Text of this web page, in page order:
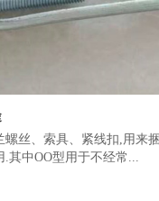
螺丝、索具、紧线扣,用来
其中OO型用于不经常...